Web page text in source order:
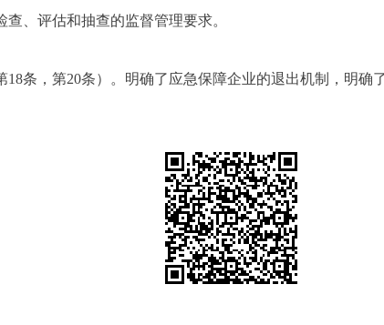
、评估和抽查的监督管理要求。
18条，第20条）。明确了应急保障企业的退出机制，明